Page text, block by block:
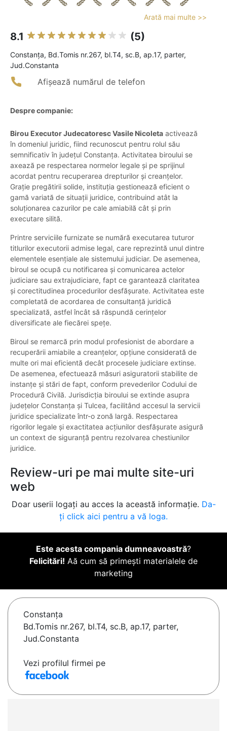
Arată mai multe >>
8.1 (5)
Constanţa, Bd.Tomis nr.267, bl.T4, sc.B, ap.17, parter,
Jud.Constanta
Afișează numărul de telefon
Despre companie:
Birou Executor Judecatoresc Vasile Nicoleta activează
în domeniul juridic, fiind recunoscut pentru rolul său
semnificativ în județul Constanța. Activitatea biroului se
axează pe respectarea normelor legale și pe sprijinul
acordat pentru recuperarea drepturilor și creanțelor.
Grație pregătirii solide, instituția gestionează eficient o
gamă variată de situații juridice, contribuind atât la
soluționarea cazurilor pe cale amiabilă cât și prin
executare silită.
Printre serviciile furnizate se numără executarea tuturor
titlurilor executorii admise legal, care reprezintă unul dintre
elementele esențiale ale sistemului judiciar. De asemenea,
biroul se ocupă cu notificarea și comunicarea actelor
judiciare sau extrajudiciare, fapt ce garantează claritatea
și corectitudinea procedurilor desfășurate. Activitatea este
completată de acordarea de consultanță juridică
specializată, astfel încât să răspundă cerințelor
diversificate ale fiecărei spețe.
Biroul se remarcă prin modul profesionist de abordare a
recuperării amiabile a creanțelor, opțiune considerată de
multe ori mai eficientă decât procesele judiciare extinse.
De asemenea, efectuează măsuri asiguratorii stabilite de
instanțe și stări de fapt, conform prevederilor Codului de
Procedură Civilă. Jurisdicția biroului se extinde asupra
județelor Constanța și Tulcea, facilitând accesul la servicii
juridice specializate într-o zonă largă. Respectarea
rigorilor legale și exactitatea acțiunilor desfășurate asigură
un context de siguranță pentru rezolvarea chestiunilor
juridice.
Review-uri pe mai multe site-uri
web
Doar userii logați au acces la această informație. Da-
ți click aici pentru a vă loga.
Este acesta compania dumneavoastră?
Felicitări! Aă cum să primești materialele de
marketing
Constanţa
Bd.Tomis nr.267, bl.T4, sc.B, ap.17, parter,
Jud.Constanta
Vezi profilul firmei pe